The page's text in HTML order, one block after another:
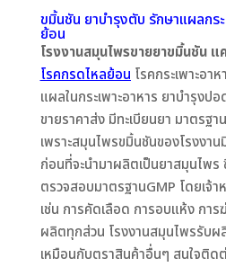
ขมิ้นชัน ยาบำรุงตับ รักษาแผลกระ
ย้อน
โรงงานสมุนไพรขายยาขมิ้นชัน แ
โรคกรดไหลย้อนโรคกระเพาะอา
แผลในกระเพาะอาหาร ยาบำรุงป
ขายราคาส่ง มีทะเบียนยา มาตรฐาน
เพราะสมุนไพรขมิ้นชันของโรงงา
ก่อนที่จะนำมาผลิตเป็นยาสมุนไพ
ตรวจสอบมาตรฐานGMP โดยเจ้
เช่น การคัดเลือด การอบแห้ง การ
ผลิตทุกส่วน โรงงานสมุนไพรรับ
เหมือนกับตราสินค้าอื่นๆ สนใจติด